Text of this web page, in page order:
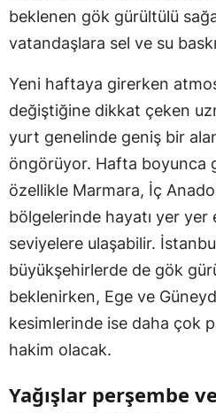
beklenen gök gürültülü
vatandaşlara sel ve su
Yeni haftaya girerken
değiştiğine dikkat çeken
yurt genelinde geniş bir
öngörüyor. Hafta boyunca
özellikle Marmara, İç
bölgelerinde hayatı yer yer
seviyelere ulaşabilir.
büyükşehirlerde de gök
beklenirken, Ege ve
kesimlerinde ise daha çok
hakim olacak.
Yağışlar perşembe